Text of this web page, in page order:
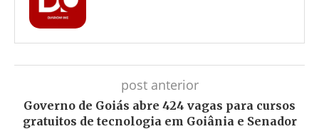
post anterior
Governo de Goiás abre 424 vagas para cursos
gratuitos de tecnologia em Goiânia e Senador